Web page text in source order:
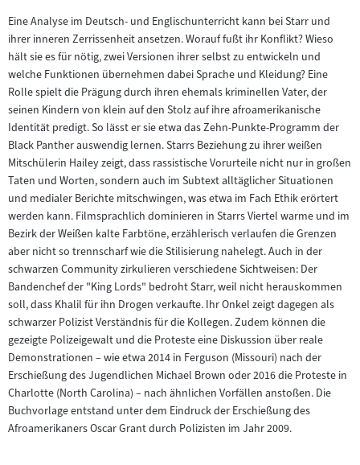
Eine Analyse im Deutsch- und Englischunterricht kann bei Starr und
ihrer inneren Zerrissenheit ansetzen. Worauf fußt ihr Konflikt? Wieso
hält sie es für nötig, zwei Versionen ihrer selbst zu entwickeln und
welche Funktionen übernehmen dabei Sprache und Kleidung? Eine
Rolle spielt die Prägung durch ihren ehemals kriminellen Vater, der
seinen Kindern von klein auf den Stolz auf ihre afroamerikanische
Identität predigt. So lässt er sie etwa das Zehn-Punkte-Programm der
Black Panther auswendig lernen. Starrs Beziehung zu ihrer weißen
Mitschülerin Hailey zeigt, dass rassistische Vorurteile nicht nur in großen
Taten und Worten, sondern auch im Subtext alltäglicher Situationen
und medialer Berichte mitschwingen, was etwa im Fach Ethik erörtert
werden kann. Filmsprachlich dominieren in Starrs Viertel warme und im
Bezirk der Weißen kalte Farbtöne, erzählerisch verlaufen die Grenzen
aber nicht so trennscharf wie die Stilisierung nahelegt. Auch in der
schwarzen Community zirkulieren verschiedene Sichtweisen: Der
Bandenchef der "King Lords" bedroht Starr, weil nicht herauskommen
soll, dass Khalil für ihn Drogen verkaufte. Ihr Onkel zeigt dagegen als
schwarzer Polizist Verständnis für die Kollegen. Zudem können die
gezeigte Polizeigewalt und die Proteste eine Diskussion über reale
Demonstrationen – wie etwa 2014 in Ferguson (Missouri) nach der
Erschießung des Jugendlichen Michael Brown oder 2016 die Proteste in
Charlotte (North Carolina) – nach ähnlichen Vorfällen anstoßen. Die
Buchvorlage entstand unter dem Eindruck der Erschießung des
Afroamerikaners Oscar Grant durch Polizisten im Jahr 2009.